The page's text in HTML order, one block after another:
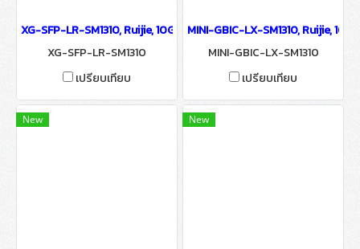
XG-SFP-LR-SM1310, Ruijie, 10GBASE-LR SFP+ 1310-nm 10-km
XG-SFP-LR-SM1310
เปรียบเทียบ
MINI-GBIC-LX-SM1310, Ruijie,
MINI-GBIC-LX-SM1310
เปรียบเทียบ
New New